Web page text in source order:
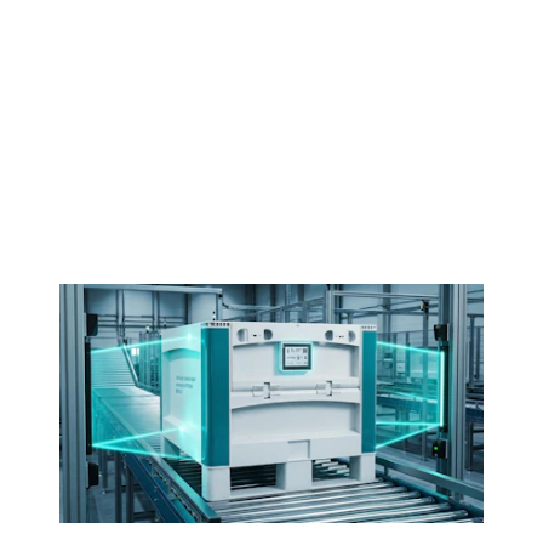
Lösungsvorteile anfordern